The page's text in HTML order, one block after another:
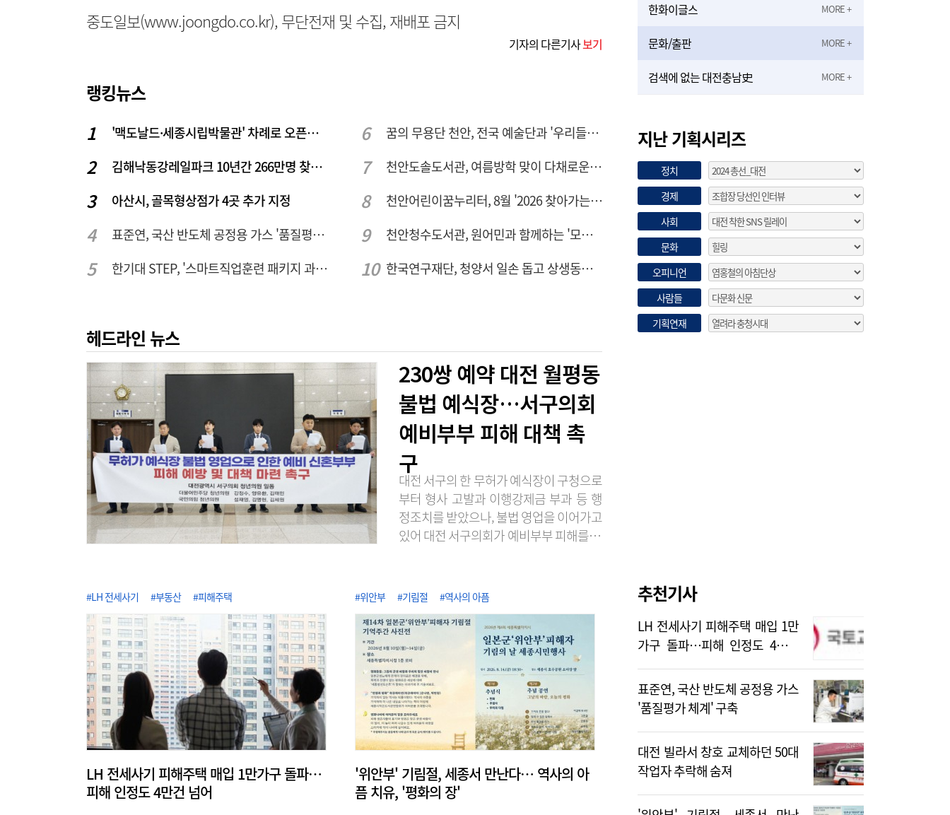
중도일보(www.joongdo.co.kr), 무단전재 및 수집, 재배포 금지
기자의 다른기사보기
랭킹뉴스
'맥도날드·세종시립박물관' 차례로 오픈… 고운동 정주여건 좋아진다
김해낙동강레일파크 10년간 266만명 찾았다
아산시, 골목형상점가 4곳 추가 지정
표준연, 국산 반도체 공정용 가스 '품질평가 체계' 구축
한기대 STEP, '스마트직업훈련 패키지 과정 3기' 모집
꿈의 무용단 천안, 전국 예술단과 '우리들의 하모니' 선보여
천안도솔도서관, 여름방학 맞이 다채로운 독서문화 프로그램 운영
천안어린이꿈누리터, 8월 '2026 찾아가는 팝업놀이터' 운영
천안청수도서관, 원어민과 함께하는 '모든 영어 모든 독서' 운영
한국연구재단, 청양서 일손 돕고 상생동반 친구맺기 봉사활동
헤드라인 뉴스
230쌍 예약 대전 월평동
불법 예식장…서구의회
예비부부 피해 대책 촉
구
대전 서구의 한 무허가 예식장이 구청으로
부터 형사 고발과 이행강제금 부과 등 행
정조치를 받았으나, 불법 영업을 이어가고
있어 대전 서구의회가 예비부부 피해를 막
앞에서 적법한 영업 신고를 하지 않은 채
한 소비자 피해 방지와 유사 사례를 막기
위한 대책이 필요하다고 강조했다. 앞서
해당 업체는 공연장 용도로 건축 허가를
받았으나 예식 영업을 했고, 일반음식점
영업 신고 없이 음식을 조리하고 제공 했
다. 서구청은..
#LH 전세사기 #부동산 #피해주택
LH 전세사기 피해주택 매입 1만가구 돌파…
피해 인정도 4만건 넘어
#위안부 #기림절 #역사의 아픔
'위안부' 기림절, 세종서 만난다… 역사의 아
픔 치유, '평화의 장'
한화이글스
문화/출판
검색에 없는 대전충남史
지난 기획시리즈
정치
경제
사회
문화
오피니언
사람들
기획연재
추천기사
LH 전세사기 피해주택 매입 1만
가구 돌파…피해 인정도 4만건
넘어
표준연, 국산 반도체 공정용 가스
'품질평가 체계' 구축
대전 빌라서 창호 교체하던 50대
작업자 추락해 숨져